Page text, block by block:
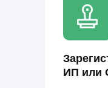
ИП или